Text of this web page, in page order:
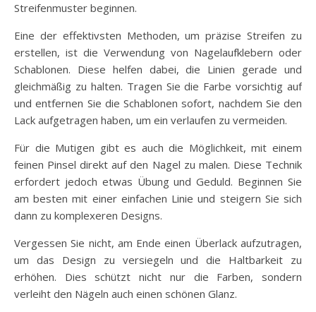
Streifenmuster beginnen.
Eine der effektivsten Methoden, um präzise Streifen zu
erstellen, ist die Verwendung von Nagelaufklebern oder
Schablonen. Diese helfen dabei, die Linien gerade und
gleichmäßig zu halten. Tragen Sie die Farbe vorsichtig auf
und entfernen Sie die Schablonen sofort, nachdem Sie den
Lack aufgetragen haben, um ein verlaufen zu vermeiden.
Für die Mutigen gibt es auch die Möglichkeit, mit einem
feinen Pinsel direkt auf den Nagel zu malen. Diese Technik
erfordert jedoch etwas Übung und Geduld. Beginnen Sie
am besten mit einer einfachen Linie und steigern Sie sich
dann zu komplexeren Designs.
Vergessen Sie nicht, am Ende einen Überlack aufzutragen,
um das Design zu versiegeln und die Haltbarkeit zu
erhöhen. Dies schützt nicht nur die Farben, sondern
verleiht den Nägeln auch einen schönen Glanz.